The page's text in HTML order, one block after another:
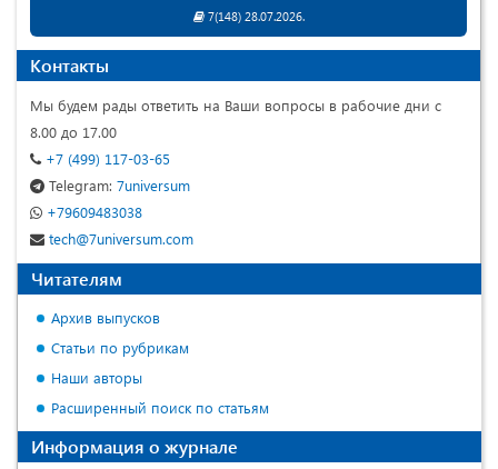
7(148) 28.07.2026.
Контакты
Мы будем рады ответить на Ваши вопросы в рабочие дни с
8.00 до 17.00
+7 (499) 117-03-65
Telegram: 7universum
+79609483038
tech@7universum.com
Читателям
Архив выпусков
Статьи по рубрикам
Наши авторы
Расширенный поиск по статьям
Информация о журнале